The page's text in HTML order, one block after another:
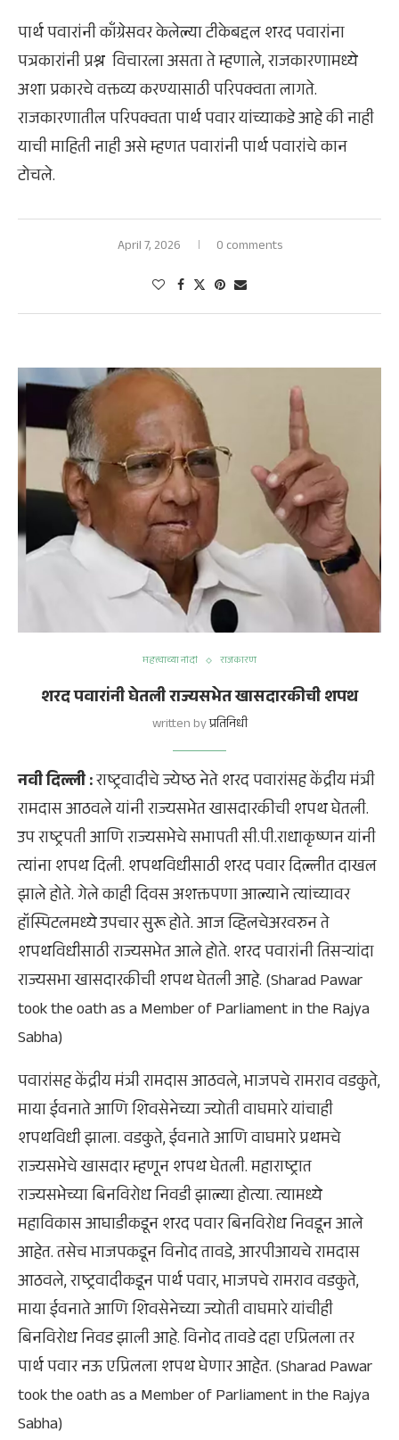
पार्थ पवारांनी काँग्रेसवर केलेल्या टीकेबद्दल शरद पवारांना
पत्रकारांनी प्रश्न विचारला असता ते म्हणाले, राजकारणामध्ये
अशा प्रकारचे वक्तव्य करण्यासाठी परिपक्वता लागते.
राजकारणातील परिपक्वता पार्थ पवार यांच्याकडे आहे की नाही
याची माहिती नाही असे म्हणत पवारांनी पार्थ पवारांचे कान
टोचले.
April 7, 2026 0 comments
महत्त्वाच्या नोंदी राजकारण
शरद पवारांनी घेतली राज्यसभेत खासदारकीची शपथ
written byप्रतिनिधी
नवी दिल्ली :राष्ट्रवादीचे ज्येष्ठ नेते शरद पवारांसह केंद्रीय मंत्री
रामदास आठवले यांनी राज्यसभेत खासदारकीची शपथ घेतली.
उप राष्ट्रपती आणि राज्यसभेचे सभापती सी.पी.राधाकृष्णन यांनी
त्यांना शपथ दिली. शपथविधीसाठी शरद पवार दिल्लीत दाखल
झाले होते. गेले काही दिवस अशक्तपणा आल्याने त्यांच्यावर
हॉस्पिटलमध्ये उपचार सुरू होते. आज व्हिलचेअरवरुन ते
शपथविधीसाठी राज्यसभेत आले होते. शरद पवारांनी तिसऱ्यांदा
राज्यसभा खासदारकीची शपथ घेतली आहे. (Sharad Pawar
took the oath as a Member of Parliament in the Rajya
Sabha)
पवारांसह केंद्रीय मंत्री रामदास आठवले, भाजपचे रामराव वडकुते,
माया ईवनाते आणि शिवसेनेच्या ज्योती वाघमारे यांचाही
शपथविधी झाला. वडकुते, ईवनाते आणि वाघमारे प्रथमचे
राज्यसभेचे खासदार म्हणून शपथ घेतली. महाराष्ट्रात
राज्यसभेच्या बिनविरोध निवडी झाल्या होत्या. त्यामध्ये
महाविकास आघाडीकडून शरद पवार बिनविरोध निवडून आले
आहेत. तसेच भाजपकडून विनोद तावडे, आरपीआयचे रामदास
आठवले, राष्ट्रवादीकडून पार्थ पवार, भाजपचे रामराव वडकुते,
माया ईवनाते आणि शिवसेनेच्या ज्योती वाघमारे यांचीही
बिनविरोध निवड झाली आहे. विनोद तावडे दहा एप्रिलला तर
पार्थ पवार नऊ एप्रिलला शपथ घेणार आहेत. (Sharad Pawar
took the oath as a Member of Parliament in the Rajya
Sabha)